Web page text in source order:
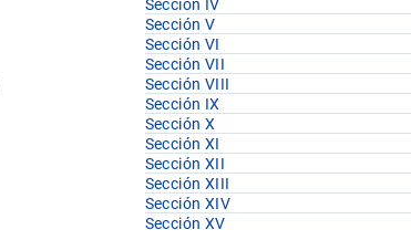
Sección IV
Sección V
Sección VI
Sección VII
Sección VIII
Sección IX
Sección X
Sección XI
Sección XII
Sección XIII
Sección XIV
Sección XV